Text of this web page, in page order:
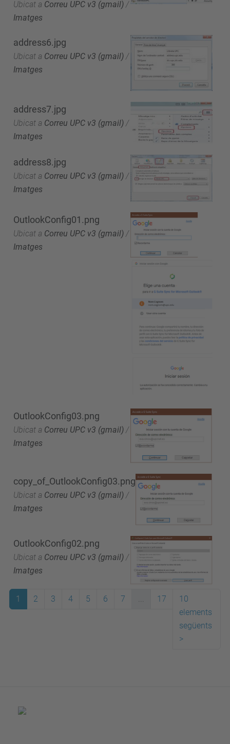
Ubicat a Correu UPC v3 (gmail) /
Imatges
address6.jpg
Ubicat a Correu UPC v3 (gmail) /
Imatges
address7.jpg
Ubicat a Correu UPC v3 (gmail) /
Imatges
address8.jpg
Ubicat a Correu UPC v3 (gmail) /
Imatges
OutlookConfig01.png
Ubicat a Correu UPC v3 (gmail) /
Imatges
OutlookConfig03.png
Ubicat a Correu UPC v3 (gmail) /
Imatges
copy_of_OutlookConfig03.png
Ubicat a Correu UPC v3 (gmail) /
Imatges
OutlookConfig02.png
Ubicat a Correu UPC v3 (gmail) /
Imatges
1 2 3 4 5 6 7 ... 17
10
elements
següents
>